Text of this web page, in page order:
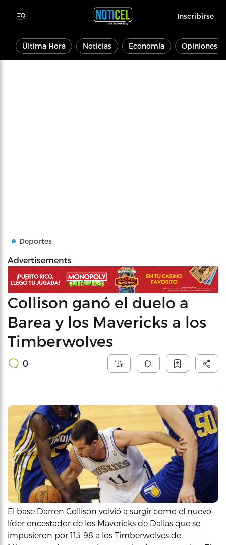
Inscribirse
Última Hora Noticias Economía Opiniones
Deportes
Advertisements
Collison ganó el duelo a
Barea y los Mavericks a los
Timberwolves
0
El base Darren Collison volvió a surgir como el nuevo
líder encestador de los Mavericks de Dallas que se
impusieron por 113-98 a los Timberwolves de